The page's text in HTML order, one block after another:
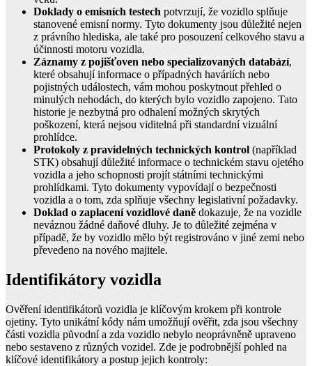
Doklady o emisních testech potvrzují, že vozidlo splňuje
stanovené emisní normy. Tyto dokumenty jsou důležité nejen
z právního hlediska, ale také pro posouzení celkového stavu a
účinnosti motoru vozidla.
Záznamy z pojišťoven nebo specializovaných databází,
které obsahují informace o případných haváriích nebo
pojistných událostech, vám mohou poskytnout přehled o
minulých nehodách, do kterých bylo vozidlo zapojeno. Tato
historie je nezbytná pro odhalení možných skrytých
poškození, která nejsou viditelná při standardní vizuální
prohlídce.
Protokoly z pravidelných technických kontrol (například
STK) obsahují důležité informace o technickém stavu ojetého
vozidla a jeho schopnosti projít státními technickými
prohlídkami. Tyto dokumenty vypovídají o bezpečnosti
vozidla a o tom, zda splňuje všechny legislativní požadavky.
Doklad o zaplacení vozidlové daně dokazuje, že na vozidle
neváznou žádné daňové dluhy. Je to důležité zejména v
případě, že by vozidlo mělo být registrováno v jiné zemi nebo
převedeno na nového majitele.
Identifikátory vozidla
Ověření identifikátorů vozidla je klíčovým krokem při kontrole
ojetiny. Tyto unikátní kódy nám umožňují ověřit, zda jsou všechny
části vozidla původní a zda vozidlo nebylo neoprávněně upraveno
nebo sestaveno z různých vozidel. Zde je podrobnější pohled na
klíčové identifikátory a postup jejich kontroly: